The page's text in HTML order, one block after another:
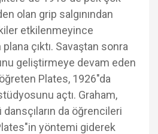
olan grip salgınından
etkilenmeyince
çıktı. Savaştan sonra
geliştirmeye devam eden
Plates, 1926"da
açtı. Graham,
da öğrencileri
yöntemi giderek